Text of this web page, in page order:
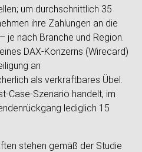
um durchschnittlich 35
ihre Zahlungen an die
je nach Branche und Region.
DAX-Konzerns (Wirecard)
an
als verkraftbares Übel.
Case-Szenario handelt, im
lediglich 15
stehen gemäß der Studie